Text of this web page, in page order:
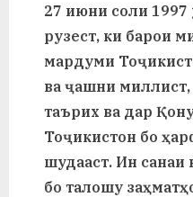
27 июни соли 1997
рузест, ки барои
мардуми
ва ҷашни
таърих ва дар
Тоҷикистон бо
шудааст. Ин санаи
бо талошу